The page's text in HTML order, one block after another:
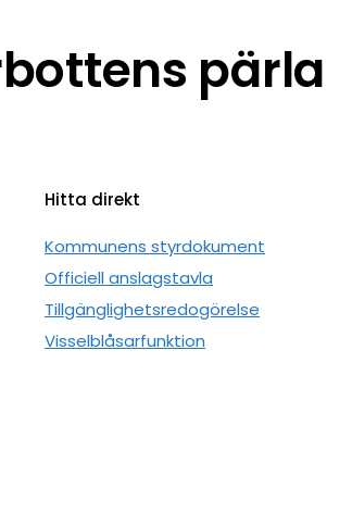
pärla
Hitta direkt
Kommunens styrdokument
Officiell anslagstavla
Tillgänglighetsredogörelse
Visselblåsarfunktion